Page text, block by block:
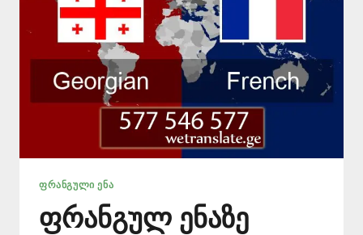
ᲤᲠᲐᲜᲒᲣᲚᲘ ᲔᲜᲐ
ფრანგულ ენაზე